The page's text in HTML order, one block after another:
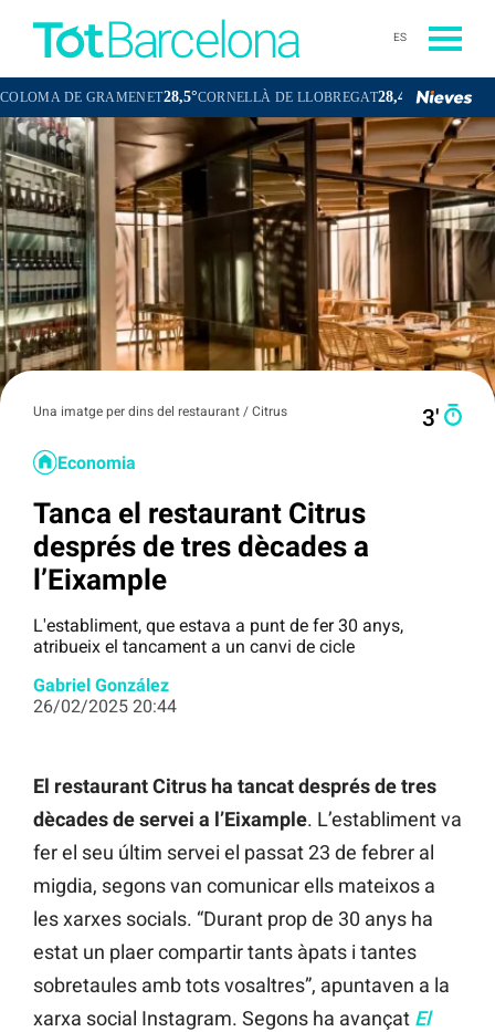
ES
DE GRAMENET28,5°CORNELLÀ DE LLOBREGAT28,4°SANT BOI DE
Una imatge per dins del restaurant / Citrus 3′
Economia
Tanca el restaurant Citrus
després de tres dècades a
l’Eixample
L'establiment, que estava a punt de fer 30 anys,
atribueix el tancament a un canvi de cicle
Gabriel González
26/02/2025 20:44
El restaurant Citrus ha tancat després de tres
dècades de servei a l’Eixample. L’establiment va
fer el seu últim servei el passat 23 de febrer al
migdia, segons van comunicar ells mateixos a
les xarxes socials. “Durant prop de 30 anys ha
estat un plaer compartir tants àpats i tantes
sobretaules amb tots vosaltres”, apuntaven a la
xarxa social Instagram. Segons ha avançat El